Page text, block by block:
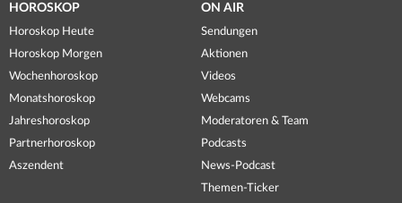
HOROSKOP
Horoskop Heute
Horoskop Morgen
Wochenhoroskop
Monatshoroskop
Jahreshoroskop
Partnerhoroskop
Aszendent
ON AIR
Sendungen
Aktionen
Videos
Webcams
Moderatoren & Team
Podcasts
News-Podcast
Themen-Ticker